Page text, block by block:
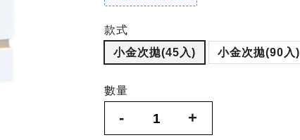
款式
小金次拋(45入)
小金次拋(90入)
數量
- +